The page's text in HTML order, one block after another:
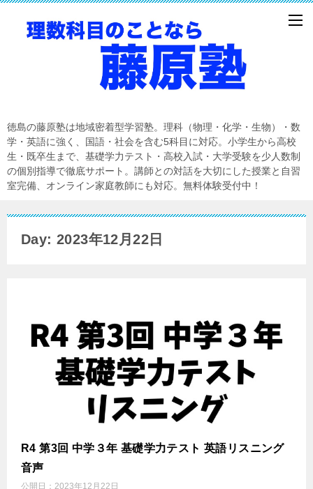
徳島の藤原塾は地域密着型学習塾。理科（物理・化学・生物）・数
学・英語に強く、国語・社会を含む5科目に対応。小学生から高校
生・既卒生まで、基礎学力テスト・高校入試・大学受験を少人数制
の個別指導で徹底サポート。講師との対話を大切にした授業と自習
室完備、オンライン家庭教師にも対応。無料体験受付中！
Day: 2023年12月22日
R4 第3回 中学３年 基礎学力テスト 英語リスニング
音声
公開日： 2023年12月22日